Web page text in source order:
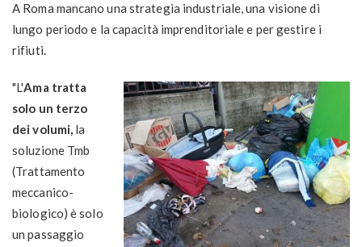
A Roma mancano una strategia industriale, una visione di
lungo periodo e la capacità imprenditoriale e per gestire i
rifiuti.
"L'Ama tratta
solo un terzo
dei volumi, la
soluzione Tmb
(Trattamento
meccanico-
biologico) è solo
un passaggio